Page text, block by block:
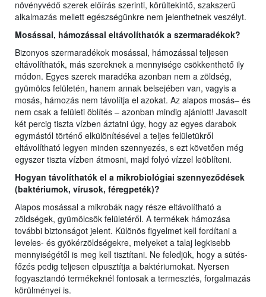
növényvédő szerek előírás szerinti, körültekintő, szakszerű
alkalmazás mellett egészségünkre nem jelenthetnek veszélyt.
Mosással, hámozással eltávolíthatók a szermaradékok?
Bizonyos szermaradékok mosással, hámozással teljesen
eltávolíthatók, más szereknek a mennyisége csökkenthető ily
módon. Egyes szerek maradéka azonban nem a zöldség,
gyümölcs felületén, hanem annak belsejében van, vagyis a
mosás, hámozás nem távolítja el azokat. Az alapos mosás– és
nem csak a felületi öblítés – azonban mindig ajánlott! Javasolt
két percig tiszta vízben áztatni úgy, hogy az egyes darabok
egymástól történő elkülönítésével a teljes felületükről
eltávolítható legyen minden szennyezés, s ezt követően még
egyszer tiszta vízben átmosni, majd folyó vízzel leöblíteni.
Hogyan távolíthatók el a mikrobiológiai szennyeződések
(baktériumok, vírusok, féregpeték)?
Alapos mosással a mikrobák nagy része eltávolítható a
zöldségek, gyümölcsök felületéről. A termékek hámozása
további biztonságot jelent. Különös figyelmet kell fordítani a
leveles- és gyökérzöldségekre, melyeket a talaj legkisebb
mennyiségétől is meg kell tisztítani. Ne feledjük, hogy a sütés-
főzés pedig teljesen elpusztítja a baktériumokat. Nyersen
fogyasztandó termékeknél fontosak a termesztés, forgalmazás
körülményei is.